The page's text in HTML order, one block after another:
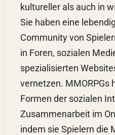
kultureller als auch in
Sie haben eine
Community von
in Foren, sozialen
spezialisierten
vernetzen. MMORPGs
Formen der sozialen
Zusammenarbeit im
indem sie Spielern die